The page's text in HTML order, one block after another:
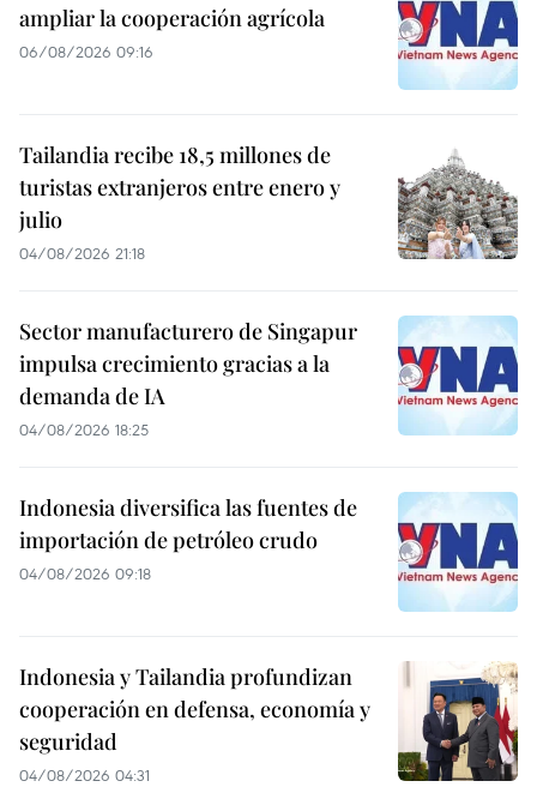
ampliar la cooperación agrícola
06/08/2026 09:16
Tailandia recibe 18,5 millones de
turistas extranjeros entre enero y
julio
04/08/2026 21:18
Sector manufacturero de Singapur
impulsa crecimiento gracias a la
demanda de IA
04/08/2026 18:25
Indonesia diversifica las fuentes de
importación de petróleo crudo
04/08/2026 09:18
Indonesia y Tailandia profundizan
cooperación en defensa, economía y
seguridad
04/08/2026 04:31